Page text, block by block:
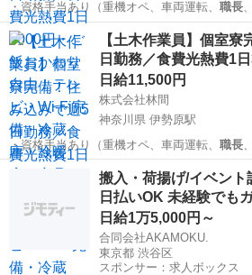
・資格手当あり（重機オペ、車両運転、 職長
支援あり ・日…
神奈川 南林間駅 大工
【土木作業員】個室寮
日勤務／食費光熱費1
日給11,500円
株式会社林間
神奈川県 伊勢原駅
・資格手当あり（重機オペ、車両運転、 職長
支援あり ・日…
神奈川 伊勢原市 伊勢原駅
搬入・荷揚げ/イベント
日払いOK 未経験でも
日給1万5,000円～
合同会社AKAMOKU.
東京都 渋谷区
スポンサー：求人ボックス